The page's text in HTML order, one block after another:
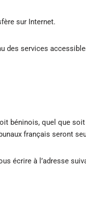
sur Internet.
des services
béninois, quel que
français seront
écrire à l’adresse